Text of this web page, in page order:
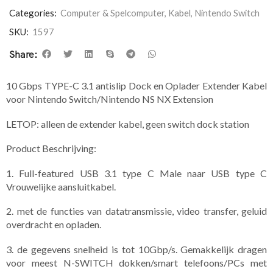
Categories: Computer & Spelcomputer, Kabel, Nintendo Switch
SKU: 1597
Share:
10 Gbps TYPE-C 3.1 antislip Dock en Oplader Extender Kabel
voor Nintendo Switch/Nintendo NS NX Extension
LETOP: alleen de extender kabel, geen switch dock station
Product Beschrijving:
1. Full-featured USB 3.1 type C Male naar USB type C
Vrouwelijke aansluitkabel.
2. met de functies van datatransmissie, video transfer, geluid
overdracht en opladen.
3. de gegevens snelheid is tot 10Gbp/s. Gemakkelijk dragen
voor meest N-SWITCH dokken/smart telefoons/PCs met